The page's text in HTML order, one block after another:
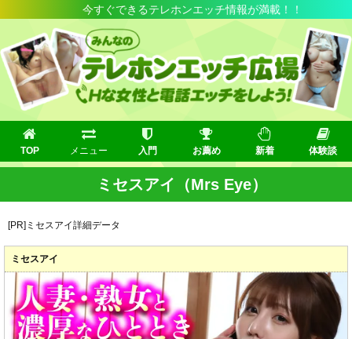
今すぐできるテレホンエッチ情報が満載！！
TOP メニュー 入門 お薦め 新着 体験談
ミセスアイ（Mrs Eye）
[PR]ミセスアイ詳細データ
ミセスアイ